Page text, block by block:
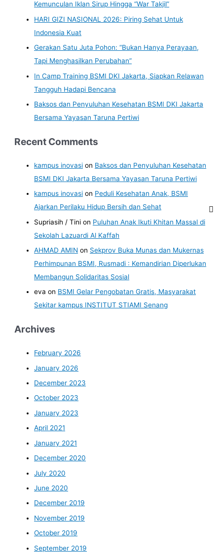
Kemunculan Iklan Sirup Hingga “War Takjil”
HARI GIZI NASIONAL 2026: Piring Sehat Untuk
Indonesia Kuat
Gerakan Satu Juta Pohon: “Bukan Hanya Perayaan,
Tapi Menghasilkan Perubahan”
In Camp Training BSMI DKI Jakarta, Siapkan Relawan
Tangguh Hadapi Bencana
Baksos dan Penyuluhan Kesehatan BSMI DKI Jakarta
Bersama Yayasan Taruna Pertiwi
Recent Comments
kampus inovasi on Baksos dan Penyuluhan Kesehatan
BSMI DKI Jakarta Bersama Yayasan Taruna Pertiwi
kampus inovasi on Peduli Kesehatan Anak, BSMI
Ajarkan Perilaku Hidup Bersih dan Sehat
Supriasih / Tini on Puluhan Anak Ikuti Khitan Massal di
Sekolah Lazuardi Al Kaffah
AHMAD AMIN on Sekprov Buka Munas dan Mukernas
Perhimpunan BSMI, Rusmadi : Kemandirian Diperlukan
Membangun Solidaritas Sosial
eva on BSMI Gelar Pengobatan Gratis, Masyarakat
Sekitar kampus INSTITUT STIAMI Senang
Archives
February 2026
January 2026
December 2023
October 2023
January 2023
April 2021
January 2021
December 2020
July 2020
June 2020
December 2019
November 2019
October 2019
September 2019